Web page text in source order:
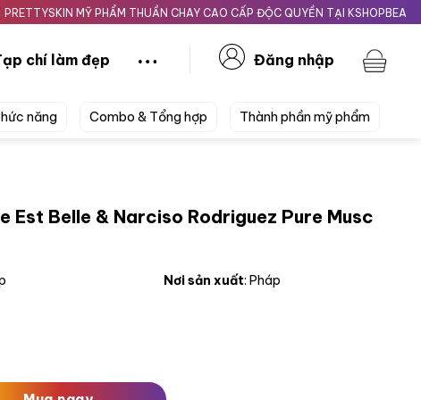
MỸ PHẨM THUẦN CHAY CAO CẤP ĐỘC QUYỀN TẠI KSHOPBEAUTY.VN
chí làm đẹp Đăng nhập
năng Combo & Tổng hợp Thành phần mỹ phẩm
Est Belle & Narciso Rodriguez Pure Musc
Nơi sản xuất: Pháp
Narciso Rodriguez Pure Musc For Her số lượng